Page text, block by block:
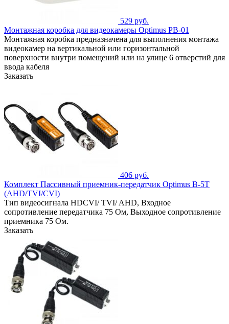
529 руб.
Монтажная коробка для видеокамеры Optimus PB-01
Монтажная коробка предназначена для выполнения монтажа
видеокамер на вертикальной или горизонтальной
поверхности внутри помещений или на улице 6 отверстий для
ввода кабеля
Заказать
406 руб.
Комплект Пассивный приемник-передатчик Optimus B-5T
(AHD/TVI/CVI)
Тип видеосигнала HDCVI/ TVI/ AHD, Входное
сопротивление передатчика 75 Ом, Выходное сопротивление
приемника 75 Ом.
Заказать